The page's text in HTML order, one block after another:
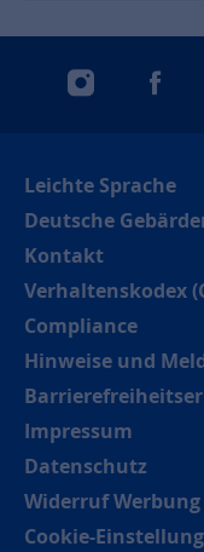
instagram
Leichte Sprache
Deutsche
Kontakt
Verhaltenskodex
Compliance
Hinweise und
Impressum
Datenschutz
Widerruf Werbung
Cookie-